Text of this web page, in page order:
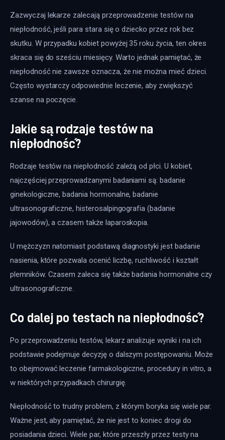
Zazwyczaj lekarze zalecają przeprowadzenie testów na
niepłodność, jeśli para stara się o dziecko przez rok bez
skutku. W przypadku kobiet powyżej 35 roku życia, ten okres
skraca się do sześciu miesięcy. Warto jednak pamiętać, że
niepłodność nie zawsze oznacza, że nie można mieć dzieci.
Często wystarczy odpowiednie leczenie, aby zwiększyć
szanse na poczęcie.
Jakie są rodzaje testów na
niepłodność?
Rodzaje testów na niepłodność zależą od płci. U kobiet,
najczęściej przeprowadzanymi badaniami są: badanie
ginekologiczne, badania hormonalne, badanie
ultrasonograficzne, histerosalpingografia (badanie
jajowodów), a czasem także laparoskopia.
U mężczyzn natomiast podstawą diagnostyki jest badanie
nasienia, które pozwala ocenić liczbę, ruchliwość i kształt
plemników. Czasem zaleca się także badania hormonalne czy
ultrasonograficzne.
Co dalej po testach na niepłodność?
Po przeprowadzeniu testów, lekarz analizuje wyniki i na ich
podstawie podejmuje decyzję o dalszym postępowaniu. Może
to obejmować leczenie farmakologiczne, procedury in vitro, a
w niektórych przypadkach chirurgię.
Niepłodność to trudny problem, z którym boryka się wiele par.
Ważne jest, aby pamiętać, że nie jest to koniec drogi do
posiadania dzieci. Wiele par, które przeszły przez testy na